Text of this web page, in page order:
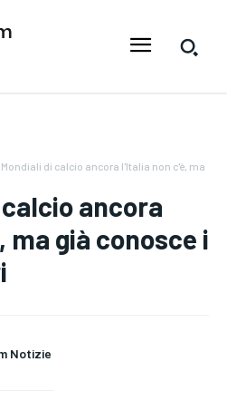
Mondiali di calcio ancora l'Italia non c'è, ma
ancora
ma già conosce i
Notizie